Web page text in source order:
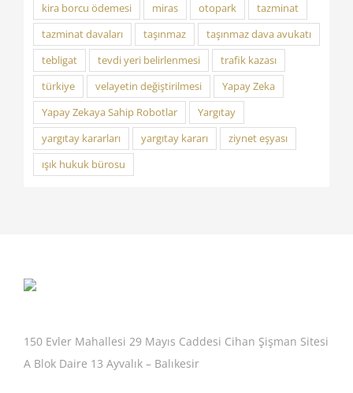
kira borcu ödemesi
miras otopark
tazminat
tazminat davaları
taşınmaz
taşınmaz dava avukatı
tebligat
tevdi yeri belirlenmesi
trafik kazası
türkiye
velayetin değiştirilmesi
Yapay Zeka
Yapay Zekaya Sahip Robotlar
Yargıtay
yargıtay kararları
yargıtay kararı
ziynet eşyası
ışık hukuk bürosu
150 Evler Mahallesi 29 Mayıs Caddesi Cihan Şişman Sitesi
A Blok Daire 13 Ayvalık – Balıkesir